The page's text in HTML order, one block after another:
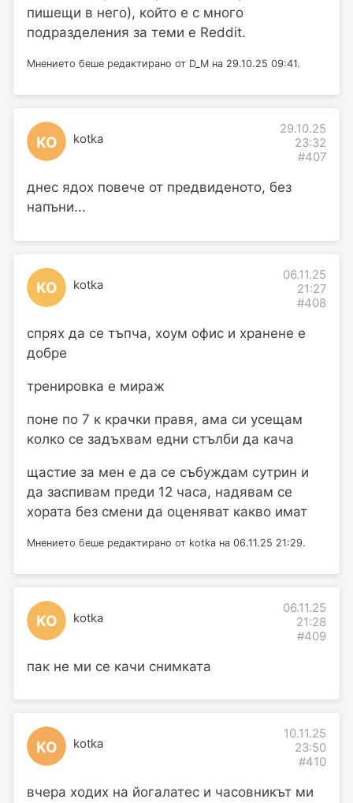
пишещи в него), който е с много
подразделения за теми е Reddit.
Мнението беше редактирано от D_M на 29.10.25 09:41.
KO kotka
29.10.25
23:32
#407
днес ядох повече от предвиденото, без
напъни...
KO kotka
06.11.25
21:27
#408
спрях да се тъпча, хоум офис и хранене е
добре
тренировка е мираж
поне по 7 к крачки правя, ама си усещам
колко се задъхвам едни стълби да кача
щастие за мен е да се събуждам сутрин и
да заспивам преди 12 часа, надявам се
хората без смени да оценяват какво имат
Мнението беше редактирано от kotka на 06.11.25 21:29.
KO kotka
06.11.25
21:28
#409
пак не ми се качи снимката
KO kotka
10.11.25
23:50
#410
вчера ходих на йогалатес и часовникът ми